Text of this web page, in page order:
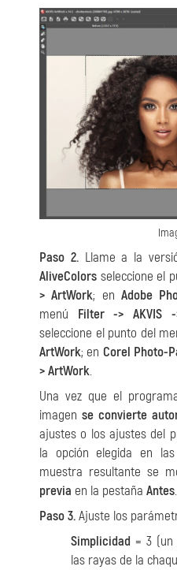
Paso 2.Llame a la
AliveColors seleccione el
> ArtWork; en Adobe
menú Filter -> AKVIS
seleccione el punto del
ArtWork; en Corel Photo-
> ArtWork.
Una vez que el
imagen se convierte
ajustes o los ajustes del
la opción elegida en
muestra resultante se
previa en la pestaña Antes.
Paso 3.Ajuste los
Simplicidad = 3
las rayas de la